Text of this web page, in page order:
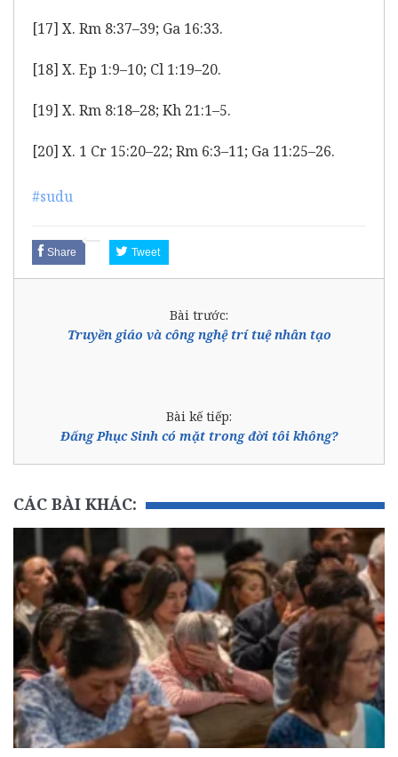
[17] X. Rm 8:37–39; Ga 16:33.
[18] X. Ep 1:9–10; Cl 1:19–20.
[19] X. Rm 8:18–28; Kh 21:1–5.
[20] X. 1 Cr 15:20–22; Rm 6:3–11; Ga 11:25–26.
#sudu
Share Tweet
Bài trước:
Truyền giáo và công nghệ trí tuệ nhân tạo
Bài kế tiếp:
Đấng Phục Sinh có mặt trong đời tôi không?
CÁC BÀI KHÁC: